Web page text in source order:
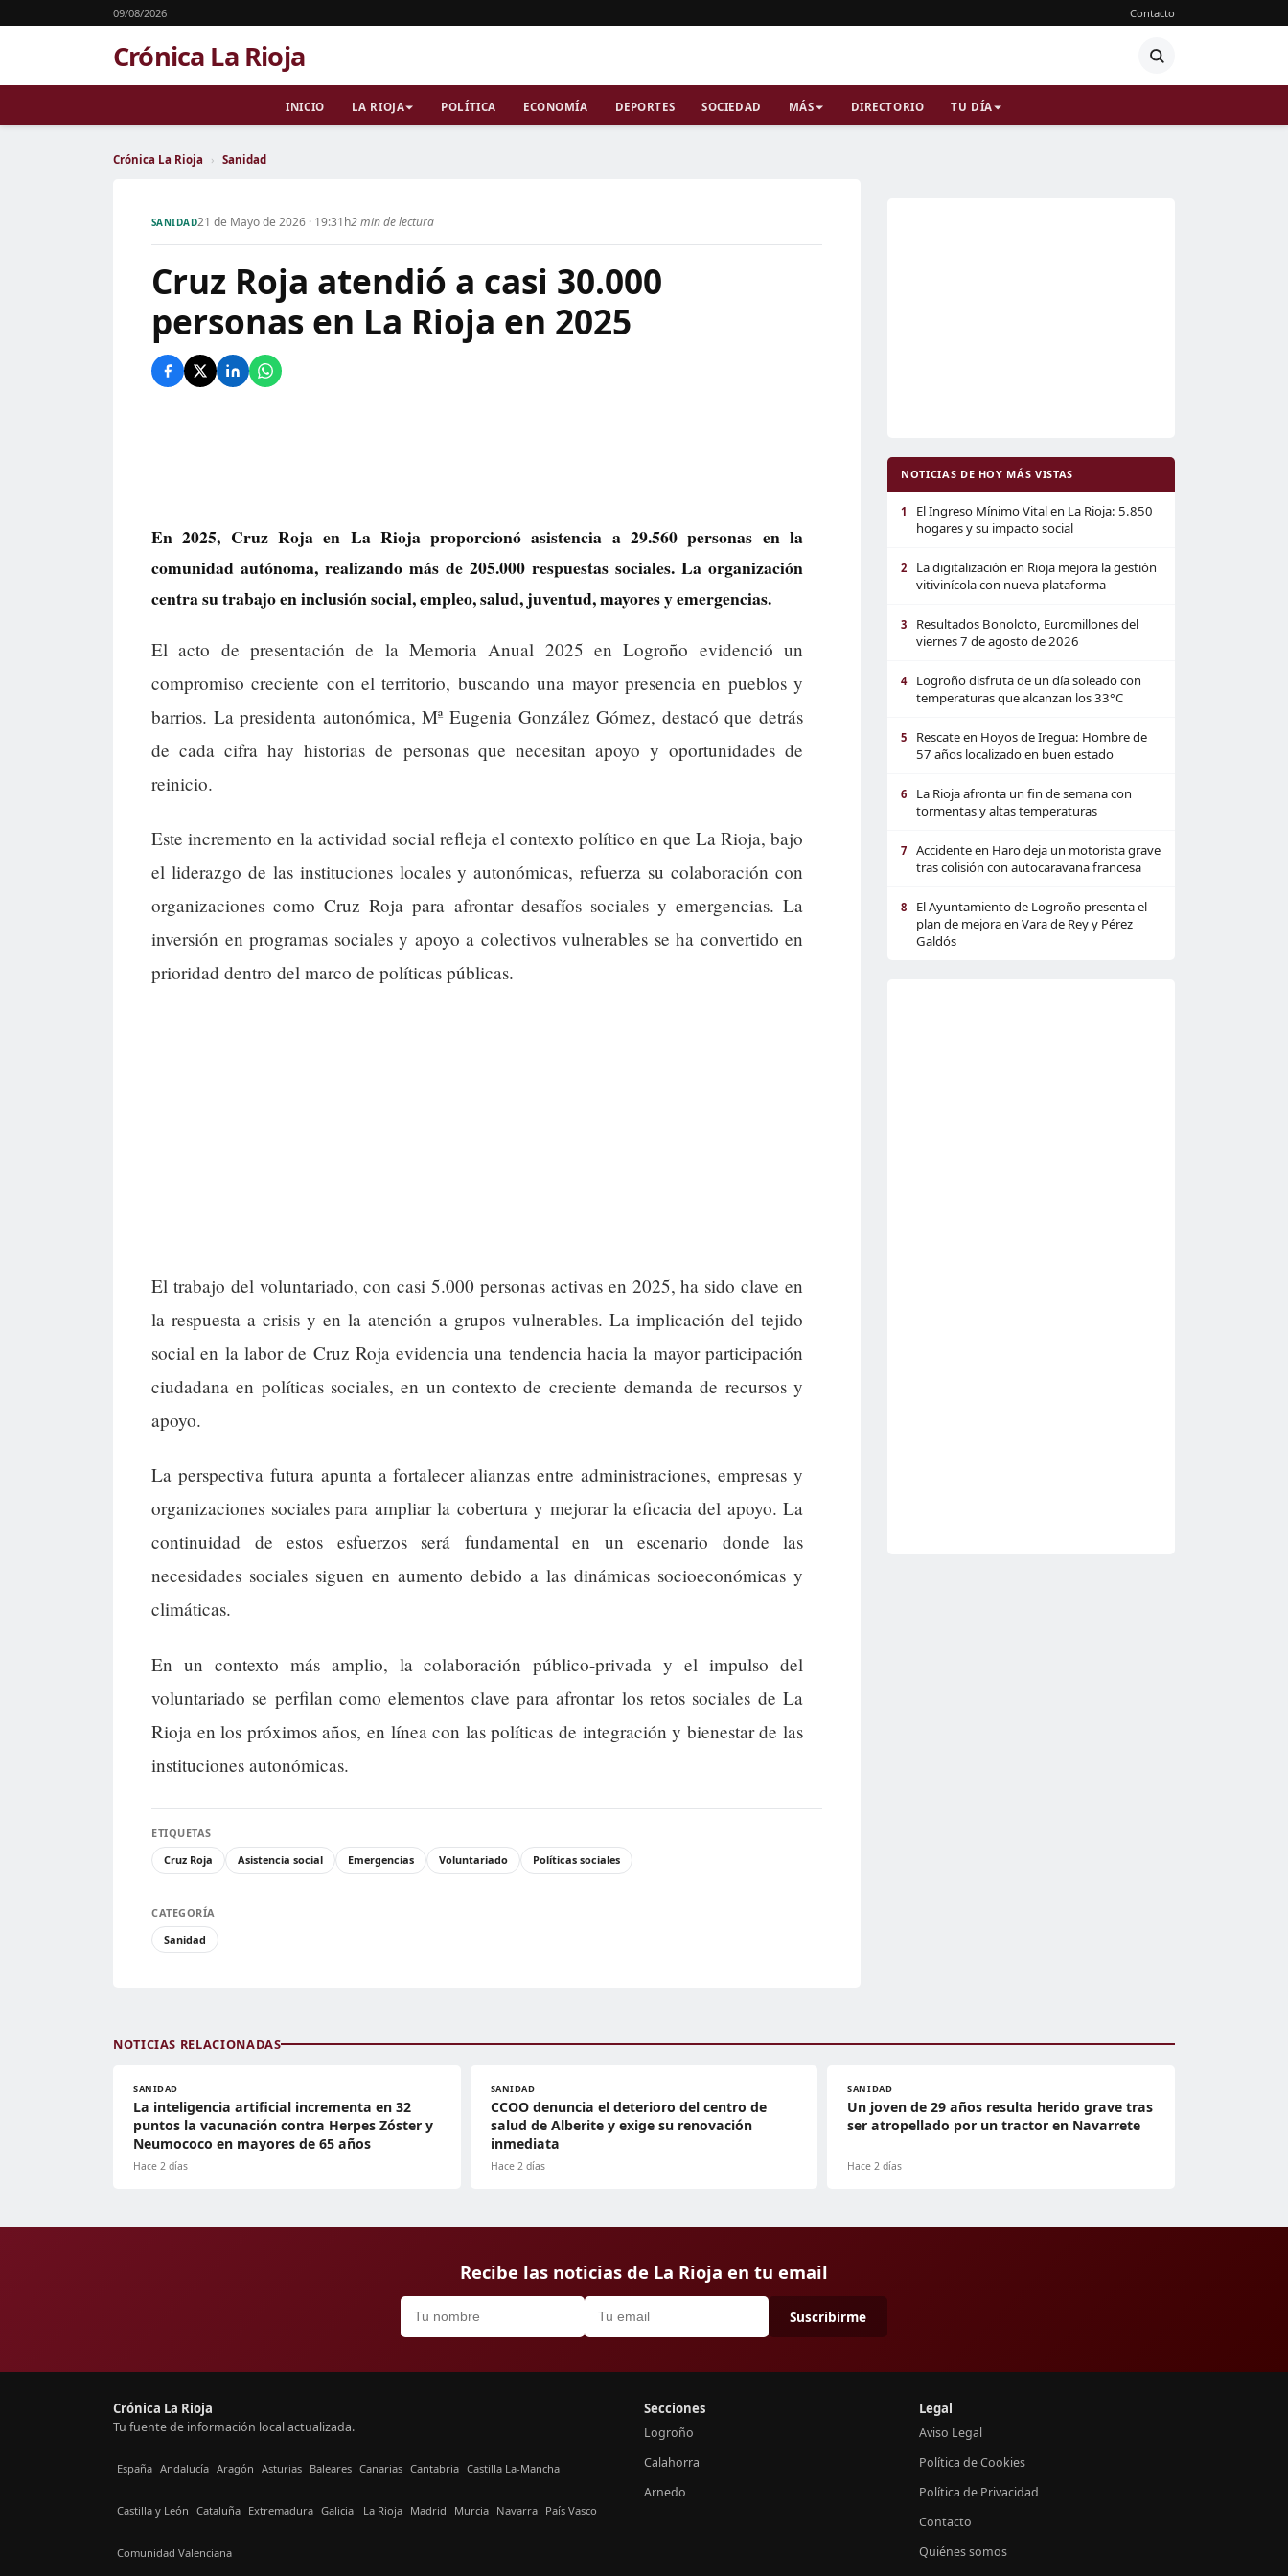
09/08/2026 Contacto
Crónica La Rioja
INICIO LA RIOJA POLÍTICA ECONOMÍA DEPORTES SOCIEDAD MÁS DIRECTORIO TU DÍA
Crónica La Rioja › Sanidad
SANIDAD21 de Mayo de 2026 · 19:31h2 min de lectura
Cruz Roja atendió a casi 30.000
personas en La Rioja en 2025
En 2025, Cruz Roja en La Rioja proporcionó asistencia a 29.560 personas en la
comunidad autónoma, realizando más de 205.000 respuestas sociales. La organización
centra su trabajo en inclusión social, empleo, salud, juventud, mayores y emergencias.
El acto de presentación de la Memoria Anual 2025 en Logroño evidenció un
compromiso creciente con el territorio, buscando una mayor presencia en pueblos y
barrios. La presidenta autonómica, Mª Eugenia González Gómez, destacó que detrás
de cada cifra hay historias de personas que necesitan apoyo y oportunidades de
reinicio.
Este incremento en la actividad social refleja el contexto político en que La Rioja, bajo
el liderazgo de las instituciones locales y autonómicas, refuerza su colaboración con
organizaciones como Cruz Roja para afrontar desafíos sociales y emergencias. La
inversión en programas sociales y apoyo a colectivos vulnerables se ha convertido en
prioridad dentro del marco de políticas públicas.
El trabajo del voluntariado, con casi 5.000 personas activas en 2025, ha sido clave en
la respuesta a crisis y en la atención a grupos vulnerables. La implicación del tejido
social en la labor de Cruz Roja evidencia una tendencia hacia la mayor participación
ciudadana en políticas sociales, en un contexto de creciente demanda de recursos y
apoyo.
La perspectiva futura apunta a fortalecer alianzas entre administraciones, empresas y
organizaciones sociales para ampliar la cobertura y mejorar la eficacia del apoyo. La
continuidad de estos esfuerzos será fundamental en un escenario donde las
necesidades sociales siguen en aumento debido a las dinámicas socioeconómicas y
climáticas.
En un contexto más amplio, la colaboración público-privada y el impulso del
voluntariado se perfilan como elementos clave para afrontar los retos sociales de La
Rioja en los próximos años, en línea con las políticas de integración y bienestar de las
instituciones autonómicas.
ETIQUETAS
Cruz Roja
Asistencia social Emergencias Voluntariado Políticas sociales
CATEGORÍA
Sanidad
NOTICIAS DE HOY MÁS VISTAS
1
El Ingreso Mínimo Vital en La Rioja: 5.850
hogares y su impacto social
2
La digitalización en Rioja mejora la gestión
vitivinícola con nueva plataforma
3
Resultados Bonoloto, Euromillones del
viernes 7 de agosto de 2026
4
Logroño disfruta de un día soleado con
temperaturas que alcanzan los 33°C
5
Rescate en Hoyos de Iregua: Hombre de
57 años localizado en buen estado
6
La Rioja afronta un fin de semana con
tormentas y altas temperaturas
7
Accidente en Haro deja un motorista grave
tras colisión con autocaravana francesa
8
El Ayuntamiento de Logroño presenta el
plan de mejora en Vara de Rey y Pérez
Galdós
NOTICIAS RELACIONADAS
SANIDAD
La inteligencia artificial incrementa en 32
puntos la vacunación contra Herpes Zóster y
Neumococo en mayores de 65 años
Hace 2 días
SANIDAD
CCOO denuncia el deterioro del centro de
salud de Alberite y exige su renovación
inmediata
Hace 2 días
SANIDAD
Un joven de 29 años resulta herido grave tras
ser atropellado por un tractor en Navarrete
Hace 2 días
Recibe las noticias de La Rioja en tu email
Suscribirme
Crónica La Rioja
Tu fuente de información local actualizada.
España Andalucía Aragón Asturias Baleares Canarias Cantabria Castilla La-Mancha
Castilla y León Cataluña Extremadura Galicia La Rioja Madrid Murcia Navarra País Vasco
Comunidad Valenciana
Secciones
Logroño
Calahorra
Arnedo
Legal
Aviso Legal
Política de Cookies
Política de Privacidad
Contacto
Quiénes somos